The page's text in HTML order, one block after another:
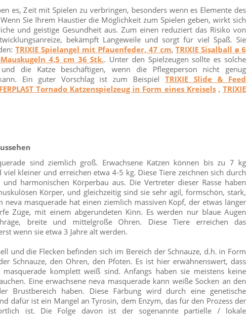
es, Zeit mit Spielen zu verbringen, besonders wenn es Elemente des
Sie Ihrem Haustier die Möglichkeit zum Spielen geben, wirkt sich
und geistige Gesundheit aus. Zum einen reduziert das Risiko von
bekämpft Langeweile und sorgt für viel Spaß. Sie
TRIXIE Spielangel mit Pfauenfeder, 47 cm,TRIXIE Sisalball ø 6
Mauskugeln 4,5 cm 36 Stk.. Unter den Spielzeugen sollte es solche
die Katze beschäftigen, wenn die Pflegeperson nicht genug
Ein guter Vorschlag ist zum BeispielTRIXIE Slide & Feed
FERPLAST Tornado Katzenspielzeug in Form eines Kreisels,TRIXIE
sind ziemlich groß. Erwachsene Katzen können bis zu 7 kg
viel kleiner und erreichen etwa 4-5 kg. Diese Tiere zeichnen sich durch
harmonischen Körperbau aus. Die Vertreter dieser Rasse haben
Körper, und gleichzeitig sind sie sehr agil, formschön, stark,
neva masquerade hat einen ziemlich massiven Kopf, der etwas länger
Züge, mit einem abgerundeten Kinn. Es werden nur blaue Augen
breite und mittelgroße Ohren. Diese Tiere erreichen das
wenn sie etwa 3 Jahre alt werden.
und die Flecken befinden sich im Bereich der Schnauze, d.h. in Form
Schnauze, den Ohren, den Pfoten. Es ist hier erwähnenswert, dass
masquerade komplett weiß sind. Anfangs haben sie meistens keine
Eine erwachsene neva masquerade kann weiße Socken an den
Brustbereich haben. Diese Färbung wird durch eine genetische
dafür ist ein Mangel an Tyrosin, dem Enzym, das für den Prozess der
ist. Die Folge davon ist der sogenannte partielle / lokale